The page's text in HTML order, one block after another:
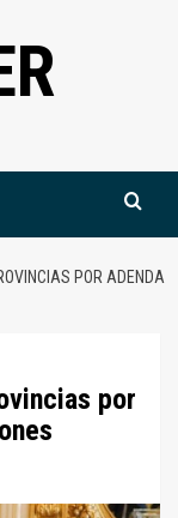
POR ADENDA
por